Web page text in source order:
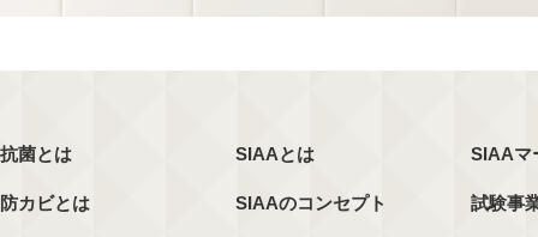
抗菌とは
防カビとは
SIAAとは
SIAAのコンセプト
SIAAマ
試験事